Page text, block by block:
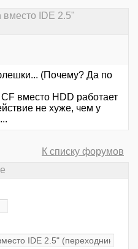
вместо IDE 2.5"
(Почему? Да по
вместо HDD работает
не хуже, чем у
К списку форумов